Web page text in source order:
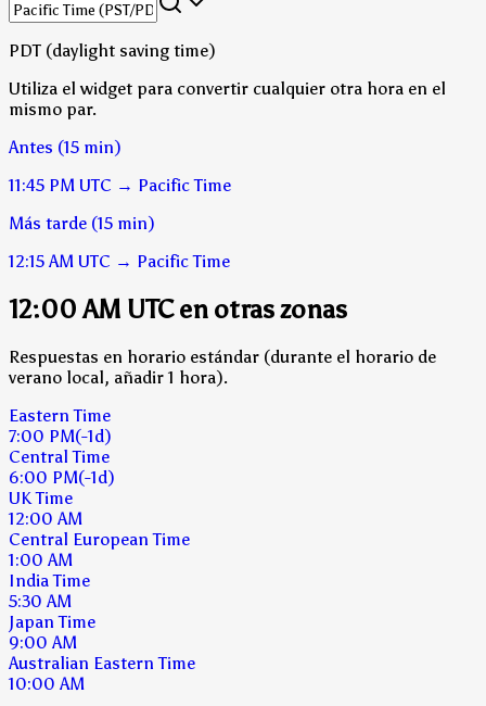
PDT (daylight saving time)
Utiliza el widget para convertir cualquier otra hora en el
mismo par.
Antes (15 min)
11:45 PM UTC → Pacific Time
Más tarde (15 min)
12:15 AM UTC → Pacific Time
12:00 AM UTC en otras zonas
Respuestas en horario estándar (durante el horario de
verano local, añadir 1 hora).
Eastern Time
7:00 PM(-1d)
Central Time
6:00 PM(-1d)
UK Time
12:00 AM
Central European Time
1:00 AM
India Time
5:30 AM
Japan Time
9:00 AM
Australian Eastern Time
10:00 AM